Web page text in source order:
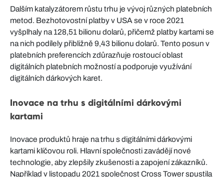
Dalším katalyzátorem růstu trhu je vývoj různých platebních
metod. Bezhotovostní platby v USA se v roce 2021
vyšplhaly na 128,51 bilionu dolarů, přičemž platby kartami se
na nich podílely přibližně 9,43 bilionu dolarů. Tento posun v
platebních preferencích zdůrazňuje rostoucí oblast
digitálních platebních možností a podporuje využívání
digitálních dárkových karet.
Inovace na trhu s digitálními dárkovými
kartami
Inovace produktů hraje na trhu s digitálními dárkovými
kartami klíčovou roli. Hlavní společnosti zavádějí nové
technologie, aby zlepšily zkušenosti a zapojení zákazníků.
Například v listopadu 2021 společnost Cross Tower spustila